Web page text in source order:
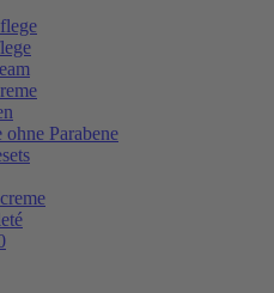
Parabene